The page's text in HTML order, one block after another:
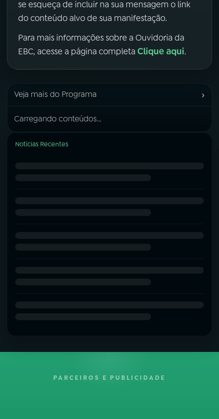
se esqueça de incluir na sua mensagem o link
do conteúdo alvo de sua manifestação.
Para mais informações sobre a Ouvidoria da
EBC, acesse a página completa Clique aqui.
Veja mais do Programa ›
Carregando conteúdos...
Notícias Recentes
PARCEIROS E PUBLICIDADE